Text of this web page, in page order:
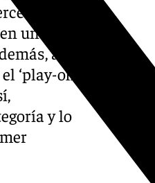
puesto
una
a los
‘play-off’
y lo